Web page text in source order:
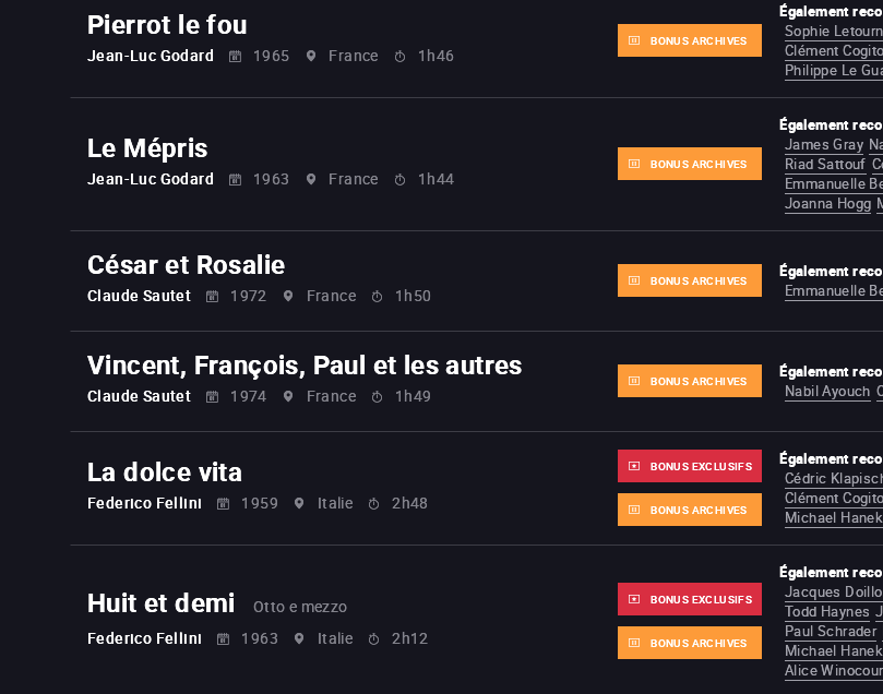
Pierrot le fou
Jean-Luc Godard 1965 France 1h46
BONUS ARCHIVES
Également
Sophie
Clément
Philippe Le
Le Mépris
Jean-Luc Godard 1963 France 1h44
BONUS ARCHIVES
Également
James Gray
Riad Sattouf
Emmanuelle
Joanna Hogg
César et Rosalie
Claude Sautet 1972 France 1h50
BONUS ARCHIVES Également
Emmanuelle
Vincent, François, Paul et les autres
Claude Sautet 1974 France 1h49
BONUS ARCHIVES Également
Nabil Ayouch
La dolce vita
Federico Fellini 1959 Italie 2h48
BONUS EXCLUSIFS
BONUS ARCHIVES
Également
Cédric
Clément
Michael
Huit et demi
Otto e mezzo
Federico Fellini
1963 Italie 2h12
BONUS EXCLUSIFS
BONUS ARCHIVES
Également
Jacques
Todd Haynes
Paul Schrader
Michael
Alice Winocour